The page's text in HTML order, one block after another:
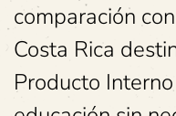
comparación
Costa Rica
Producto